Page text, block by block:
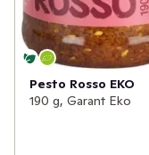
Pesto Rosso EKO
190 g, Garant Eko